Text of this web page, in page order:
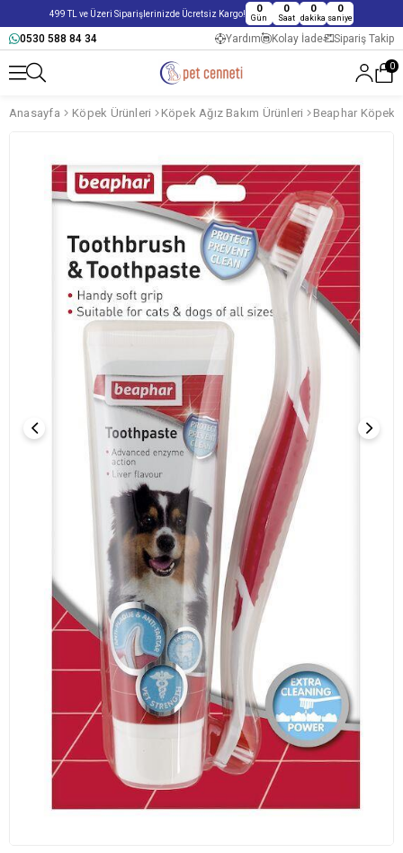
499 TL ve Üzeri Siparişlerinizde Ücretsiz Kargo! 0
Gün
0
Saat
0
dakika
0
saniye
0530 588 84 34 Yardım Kolay İade Sipariş Takip
0
Anasayfa Köpek Ürünleri Köpek Ağız Bakım Ürünleri Beaphar Köpek